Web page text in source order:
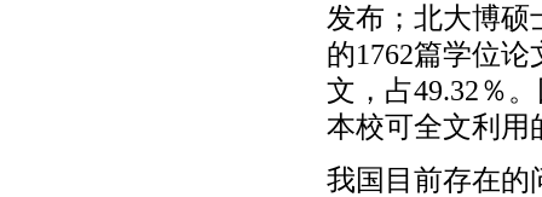
发布；北大博硕
的1762篇学位
文，占49.32％
本校可全文利用
我国目前存在的